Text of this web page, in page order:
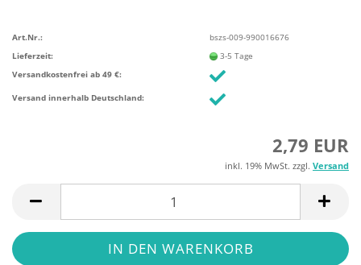
Art.Nr.:
bszs-009-990016676
Lieferzeit:
3-5 Tage
Versandkostenfrei ab 49 €:
Versand innerhalb Deutschland:
2,79 EUR
inkl. 19% MwSt. zzgl. Versand